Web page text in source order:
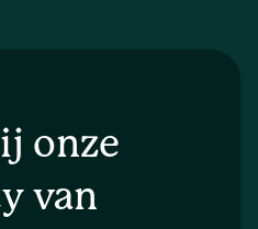
onze
van